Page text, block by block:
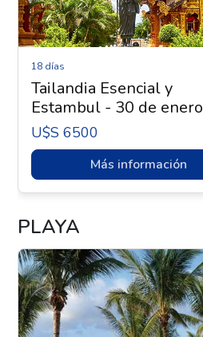
18 días
Tailandia Esencial y
Estambul - 30 de enero
U$s 6500
Más información
PLAYA